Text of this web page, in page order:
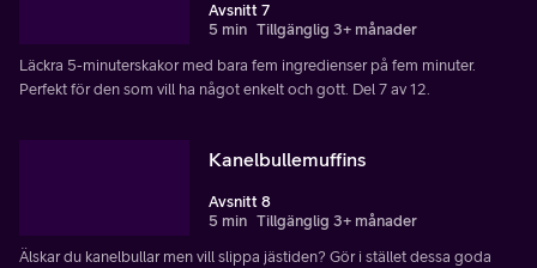
Avsnitt 7
5 min Tillgänglig 3+ månader
Läckra 5-minuterskakor med bara fem ingredienser på fem minuter.
Perfekt för den som vill ha något enkelt och gott. Del 7 av 12.
Kanelbullemuffins
Avsnitt 8
5 min Tillgänglig 3+ månader
Älskar du kanelbullar men vill slippa jästiden? Gör i stället dessa goda